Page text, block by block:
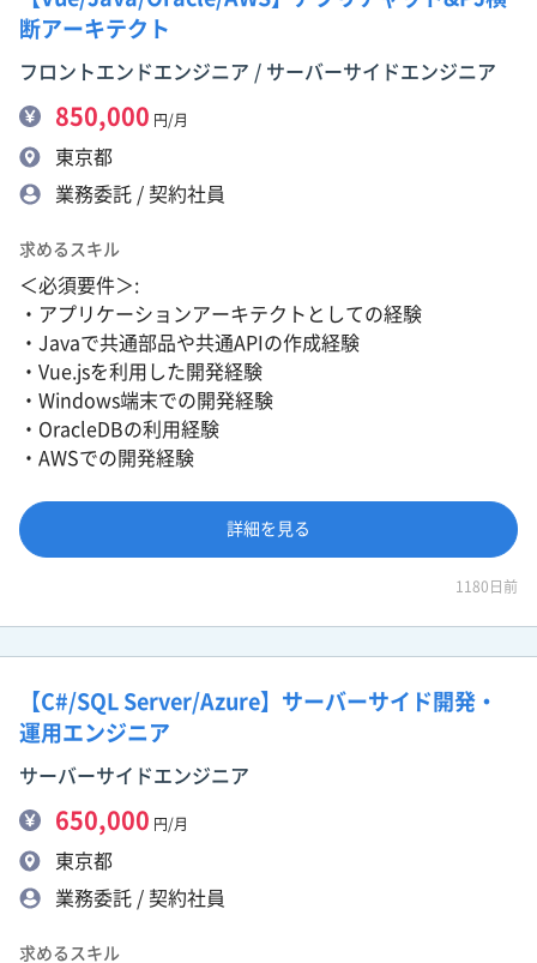
断アーキテクト
フロントエンドエンジニア / サーバーサイドエンジニア
850,000 円/月
東京都
業務委託 / 契約社員
求めるスキル
＜必須要件＞:
・アプリケーションアーキテクトとしての経験
・Javaで共通部品や共通APIの作成経験
・Vue.jsを利用した開発経験
・Windows端末での開発経験
・OracleDBの利用経験
・AWSでの開発経験
詳細を見る
1180日前
【C#/SQL Server/Azure】サーバーサイド開発・
運用エンジニア
サーバーサイドエンジニア
650,000 円/月
東京都
業務委託 / 契約社員
求めるスキル